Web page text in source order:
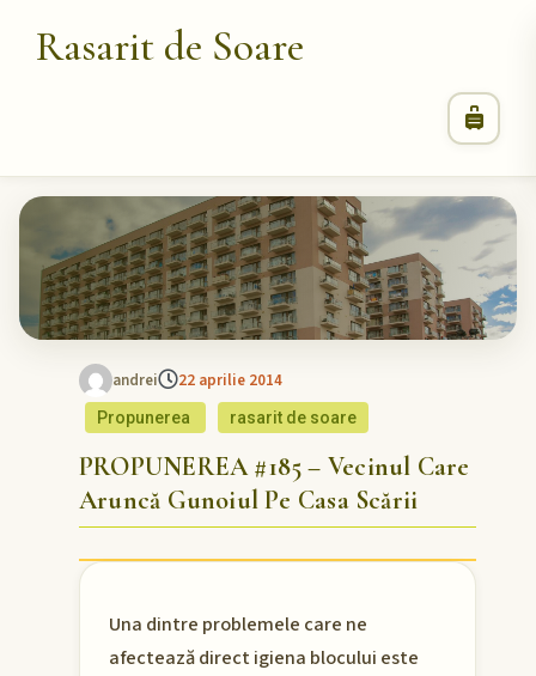
Rasarit de Soare
andrei 22 aprilie 2014
Propunerea rasarit de soare
PROPUNEREA #185 – Vecinul Care
Aruncă Gunoiul Pe Casa Scării
Una dintre problemele care ne
afectează direct igiena blocului este